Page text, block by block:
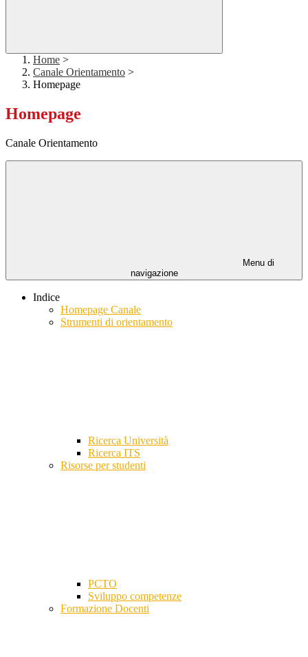
Home >
Canale Orientamento >
Homepage
Homepage
Canale Orientamento
Menu di
navigazione
Indice
Homepage Canale
Strumenti di orientamento
Ricerca Università
Ricerca ITS
Risorse per studenti
PCTO
Sviluppo competenze
Formazione Docenti